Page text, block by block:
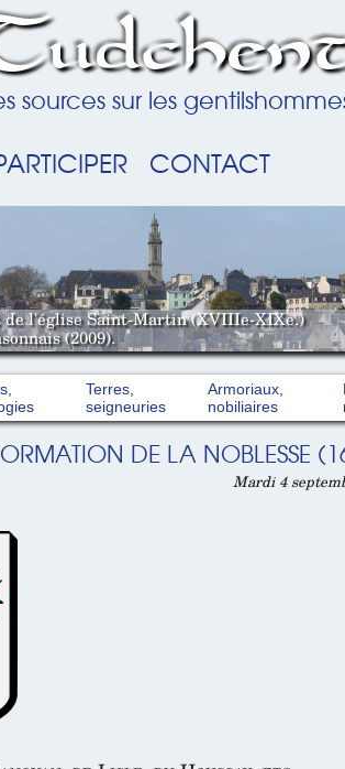
sources sur les
CONTACT
de l'église Saint-Martin (XVIIIe-XIXe.)
(2009).
Terres,
seigneuries
Armoriaux,
nobiliaires
DE LA NOBLESSE
Mardi 4